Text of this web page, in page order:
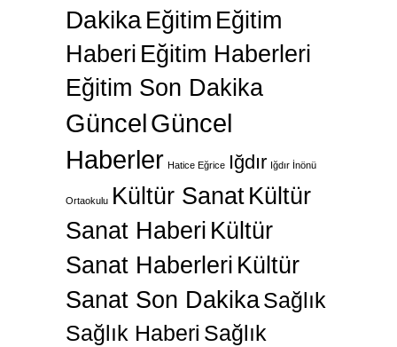
Dakika Eğitim Eğitim
Haberi Eğitim Haberleri
Eğitim Son Dakika
GüncelGüncel
Haberler Hatice Eğrice Iğdır Iğdır İnönü
Ortaokulu Kültür SanatKültür
Sanat Haberi Kültür
Sanat Haberleri Kültür
Sanat Son DakikaSağlık
Sağlık Haberi Sağlık